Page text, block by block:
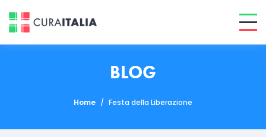
BLOG
Home / Festa della Liberazione